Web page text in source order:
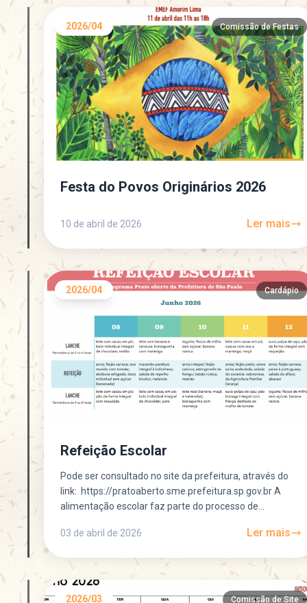
2026/04 Comissão de Festas
Festa do Povos Originários 2026
10 de abril de 2026 Ler mais
2026/04 Cardápio
Refeição Escolar
Pode ser consultado no site da prefeitura, através do
link: https://pratoaberto.sme.prefeitura.sp.gov.br A
alimentação escolar faz parte do processo de
e...
03 de abril de 2026 Ler mais
2026/03 Comissão de Site